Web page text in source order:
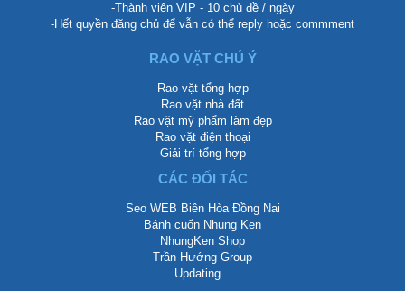
-Thành viên VIP - 10 chủ đề / ngày
-Hết quyền đăng chủ để vẫn có thể reply hoặc commment
RAO VẶT CHÚ Ý
Rao vặt tổng hợp
Rao vặt nhà đất
Rao vặt mỹ phẩm làm đẹp
Rao vặt điện thoại
Giải trí tổng hợp
CÁC ĐỐI TÁC
Seo WEB Biên Hòa Đồng Nai
Bánh cuốn Nhung Ken
NhungKen Shop
Trần Hướng Group
Updating...